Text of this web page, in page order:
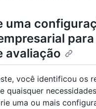
uma
avaliação
você identificou os
quaisquer
uma ou mais